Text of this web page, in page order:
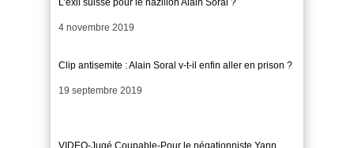
L’exil suisse pour le nazillon Alain Soral ?
Date
4 novembre 2019
Clip antisemite : Alain Soral v-t-il enfin aller en prison ?
Date
19 septembre 2019